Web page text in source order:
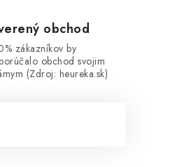
obchod
zákazníkov by
obchod svojim
(Zdroj: heureka.sk)